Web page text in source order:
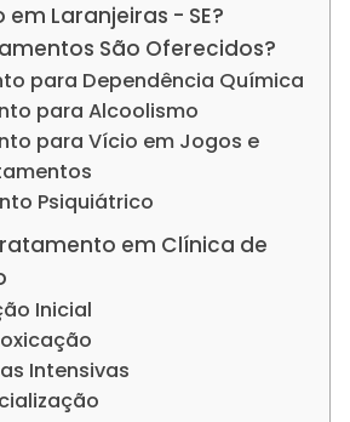
Laranjeiras - SE?
São Oferecidos?
para Dependência Química
para Alcoolismo
para Vício em Jogos e
Psiquiátrico
em Clínica de
Inicial
Intensivas